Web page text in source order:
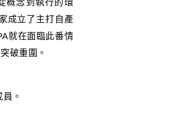
概念到執行的環
成立了主打自產
就在面臨此番情
破重圍。
。